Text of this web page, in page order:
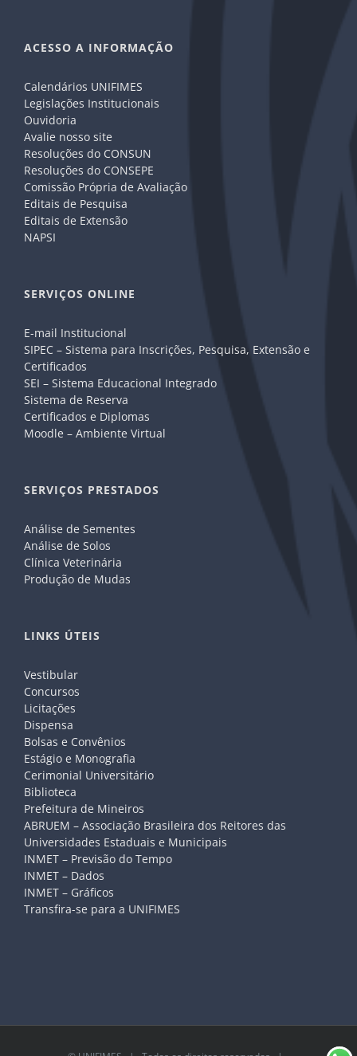
ACESSO A INFORMAÇÃO
Calendários UNIFIMES
Legislações Institucionais
Ouvidoria
Avalie nosso site
Resoluções do CONSUN
Resoluções do CONSEPE
Comissão Própria de Avaliação
Editais de Pesquisa
Editais de Extensão
NAPSI
SERVIÇOS ONLINE
E-mail Institucional
SIPEC – Sistema para Inscrições, Pesquisa, Extensão e
Certificados
SEI – Sistema Educacional Integrado
Sistema de Reserva
Certificados e Diplomas
Moodle – Ambiente Virtual
SERVIÇOS PRESTADOS
Análise de Sementes
Análise de Solos
Clínica Veterinária
Produção de Mudas
LINKS ÚTEIS
Vestibular
Concursos
Licitações
Dispensa
Bolsas e Convênios
Estágio e Monografia
Cerimonial Universitário
Biblioteca
Prefeitura de Mineiros
ABRUEM – Associação Brasileira dos Reitores das
Universidades Estaduais e Municipais
INMET – Previsão do Tempo
INMET – Dados
INMET – Gráficos
Transfira-se para a UNIFIMES